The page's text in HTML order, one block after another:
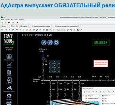
АдАстра выпускает ОБЯЗАТЕЛЬНЫЙ релиз